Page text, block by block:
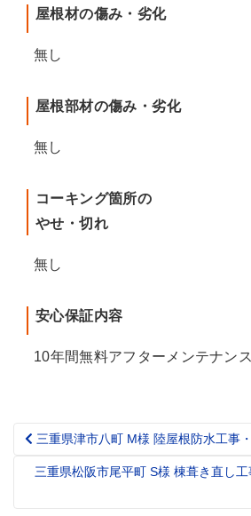
屋根材の傷み・劣化
無し
屋根部材の傷み・劣化
無し
コーキング箇所の
やせ・切れ
無し
安心保証内容
10年間無料アフターメンテナンス
Post
navigation
三重県津市八町 M様 陸屋根防水工事
三重県松阪市尾平町 S様 棟葺き直し